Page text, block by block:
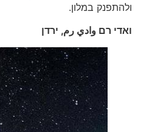
ולהתפנק במלון.
ואדי רםوادي رم, ירדן